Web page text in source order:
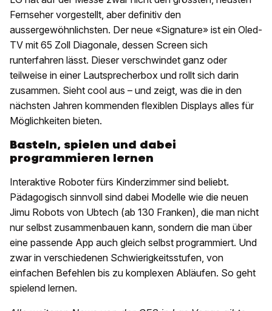
Fernseher vorgestellt, aber definitiv den
aussergewöhnlichsten. Der neue «Signature» ist ein Oled-
TV mit 65 Zoll Diagonale, dessen Screen sich
runterfahren lässt. Dieser verschwindet ganz oder
teilweise in einer Lautsprecherbox und rollt sich darin
zusammen. Sieht cool aus – und zeigt, was die in den
nächsten Jahren kommenden flexiblen Displays alles für
Möglichkeiten bieten.
Basteln, spielen und dabei
programmieren lernen
Interaktive Roboter fürs Kinderzimmer sind beliebt.
Pädagogisch sinnvoll sind dabei Modelle wie die neuen
Jimu Robots von Ubtech (ab 130 Franken), die man nicht
nur selbst zusammenbauen kann, sondern die man über
eine passende App auch gleich selbst programmiert. Und
zwar in verschiedenen Schwierigkeitsstufen, von
einfachen Befehlen bis zu komplexen Abläufen. So geht
spielend lernen.